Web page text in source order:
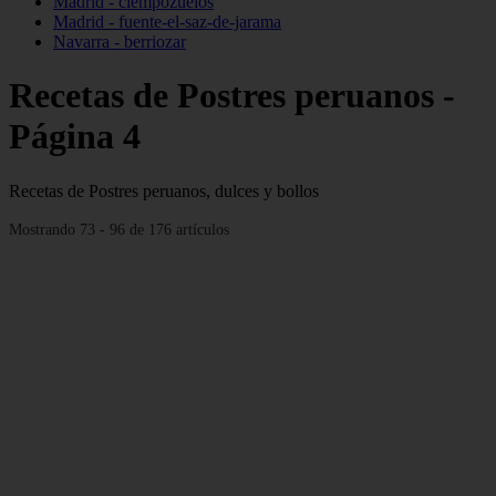
Madrid - fuente-el-saz-de-jarama
Navarra - berriozar
Recetas de Postres peruanos -
Página 4
Recetas de Postres peruanos, dulces y bollos
Mostrando 73 - 96 de 176 artículos